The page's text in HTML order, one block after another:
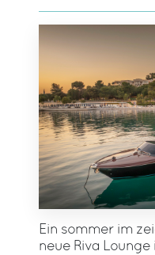
Ein sommer im
neue Riva Lounge